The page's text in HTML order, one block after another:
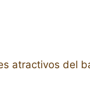
atractivos del